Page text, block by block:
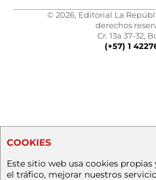
© 2026, Editorial La
derechos
Cr. 13a 37-32,
(+57) 1
COOKIES
Este sitio web usa cookies
el tráfico, mejorar nuestros